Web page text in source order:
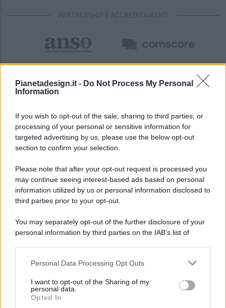
Pianetadesign.it - Do Not Process My Personal
Information
If you wish to opt-out of the sale, sharing to third parties, or
processing of your personal or sensitive information for
targeted advertising by us, please use the below opt-out
section to confirm your selection.
Please note that after your opt-out request is processed you
may continue seeing interest-based ads based on personal
information utilized by us or personal information disclosed to
third parties prior to your opt-out.
You may separately opt-out of the further disclosure of your
personal information by third parties on the IAB’s list of
This information may also be disclosed by us to third parties
disclose it to other third parties.
Personal Data Processing Opt Outs
I want to opt-out of the Sharing of my
personal data.
Opted In
PARTNERSHIP E ACCREDITAMENTI
© 2026 - Pianeta Design - P.IVA 04827280654 - Testata
Registrata Al Tribunale Di Nocera Inferiore N. 8/2020 - RG N.
ISCRIZIONE AL ROC N. 35792 – ISCRITTA ALL’ANSO
(ASSOCIAZIONE NAZIONALE STAMPA ONLINE)
PREFERENZE PRIVACY